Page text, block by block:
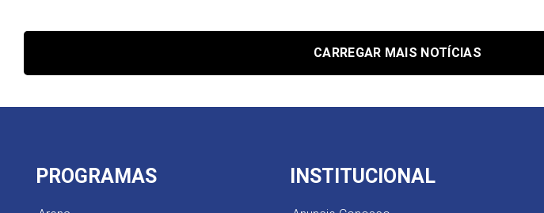
CARREGAR MAIS NOTÍCIAS
PROGRAMAS INSTITUCIONAL